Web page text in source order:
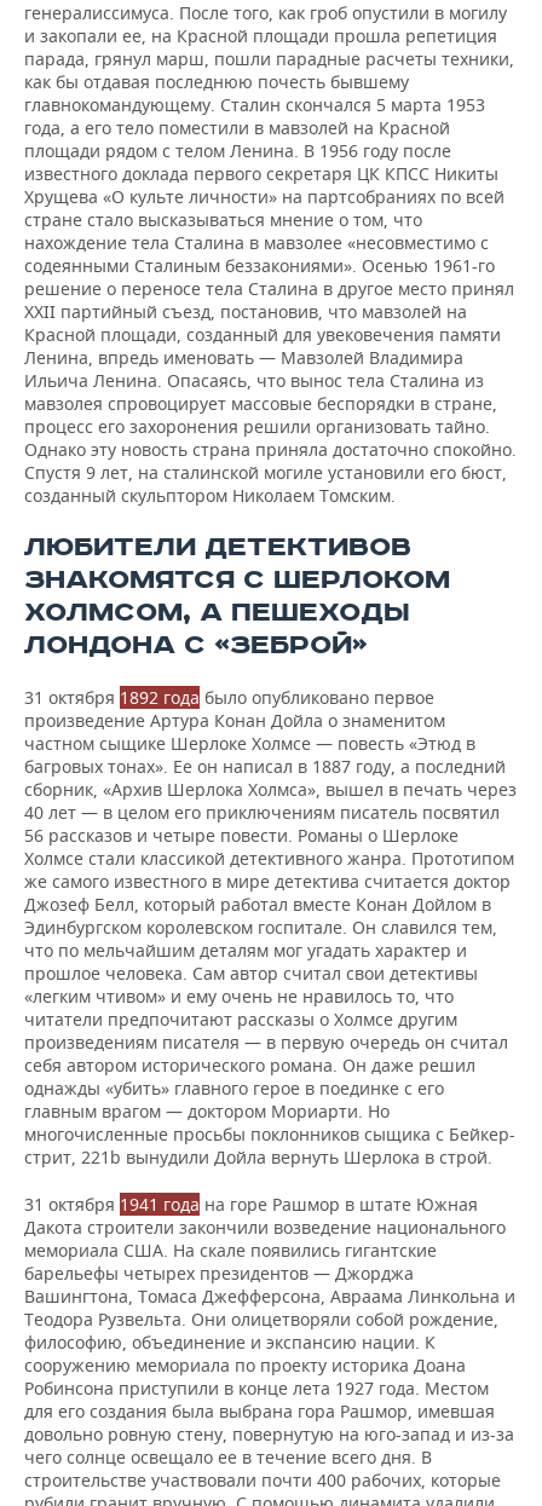
генералиссимуса. После того, как гроб опустили в могилу
и закопали ее, на Красной площади прошла репетиция
парада, грянул марш, пошли парадные расчеты техники,
как бы отдавая последнюю почесть бывшему
главнокомандующему. Сталин скончался 5 марта 1953
года, а его тело поместили в мавзолей на Красной
площади рядом с телом Ленина. В 1956 году после
известного доклада первого секретаря ЦК КПСС Никиты
Хрущева «О культе личности» на партсобраниях по всей
стране стало высказываться мнение о том, что
нахождение тела Сталина в мавзолее «несовместимо с
содеянными Сталиным беззакониями». Осенью 1961-го
решение о переносе тела Сталина в другое место принял
XXII партийный съезд, постановив, что мавзолей на
Красной площади, созданный для увековечения памяти
Ленина, впредь именовать — Мавзолей Владимира
Ильича Ленина. Опасаясь, что вынос тела Сталина из
мавзолея спровоцирует массовые беспорядки в стране,
процесс его захоронения решили организовать тайно.
Однако эту новость страна приняла достаточно спокойно.
Спустя 9 лет, на сталинской могиле установили его бюст,
созданный скульптором Николаем Томским.
ЛЮБИТЕЛИ ДЕТЕКТИВОВ
ЗНАКОМЯТСЯ С ШЕРЛОКОМ
ХОЛМСОМ, А ПЕШЕХОДЫ
ЛОНДОНА С «ЗЕБРОЙ»
31 октября 1892 года было опубликовано первое
произведение Артура Конан Дойла о знаменитом
частном сыщике Шерлоке Холмсе — повесть «Этюд в
багровых тонах». Ее он написал в 1887 году, а последний
сборник, «Архив Шерлока Холмса», вышел в печать через
40 лет — в целом его приключениям писатель посвятил
56 рассказов и четыре повести. Романы о Шерлоке
Холмсе стали классикой детективного жанра. Прототипом
же самого известного в мире детектива считается доктор
Джозеф Белл, который работал вместе Конан Дойлом в
Эдинбургском королевском госпитале. Он славился тем,
что по мельчайшим деталям мог угадать характер и
прошлое человека. Сам автор считал свои детективы
«легким чтивом» и ему очень не нравилось то, что
читатели предпочитают рассказы о Холмсе другим
произведениям писателя — в первую очередь он считал
себя автором исторического романа. Он даже решил
однажды «убить» главного герое в поединке с его
главным врагом — доктором Мориарти. Но
многочисленные просьбы поклонников сыщика с Бейкер-
стрит, 221b вынудили Дойла вернуть Шерлока в строй.
31 октября 1941 года на горе Рашмор в штате Южная
Дакота строители закончили возведение национального
мемориала США. На скале появились гигантские
барельефы четырех президентов — Джорджа
Вашингтона, Томаса Джефферсона, Авраама Линкольна и
Теодора Рузвельта. Они олицетворяли собой рождение,
философию, объединение и экспансию нации. К
сооружению мемориала по проекту историка Доана
Робинсона приступили в конце лета 1927 года. Местом
для его создания была выбрана гора Рашмор, имевшая
довольно ровную стену, повернутую на юго-запад и из-за
чего солнце освещало ее в течение всего дня. В
строительстве участвовали почти 400 рабочих, которые